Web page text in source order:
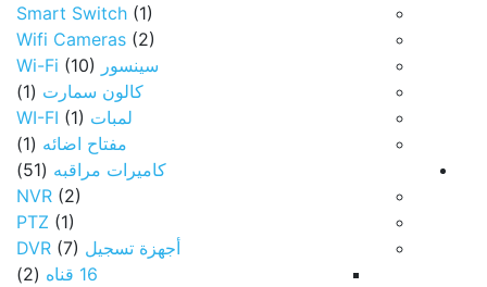
Smart Switch (1)
Wifi Cameras (2)
سينسور Wi-Fi (10)
كالون سمارت (1)
لمبات WI-FI (1)
مفتاح اضائه (1)
كاميرات مراقبه (51)
NVR (2)
PTZ (1)
أجهزة تسجيل DVR (7)
16 قناه
(2)